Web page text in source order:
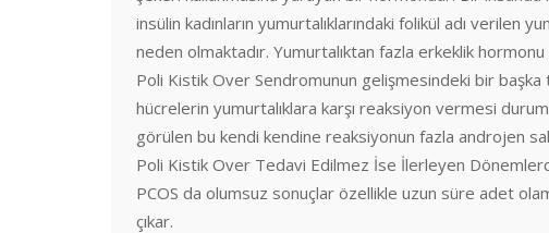
insülin kadınların yumurtalıklarındaki folikül adı verilen
neden olmaktadır. Yumurtalıktan fazla erkeklik
Poli Kistik Over Sendromunun gelişmesindeki bir
hücrelerin yumurtalıklara karşı reaksiyon vermesi
görülen bu kendi kendine reaksiyonun fazla androjen
Poli Kistik Over Tedavi Edilmez İse İlerleyen
PCOS da olumsuz sonuçlar özellikle uzun süre adet
çıkar.